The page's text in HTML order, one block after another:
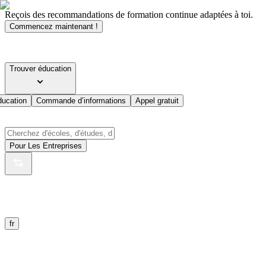
Reçois des recommandations de formation continue adaptées à toi.
Commencez maintenant !
Trouver éducation
Commande d’informations Appel gratuit
Pour Les Entreprises
fr